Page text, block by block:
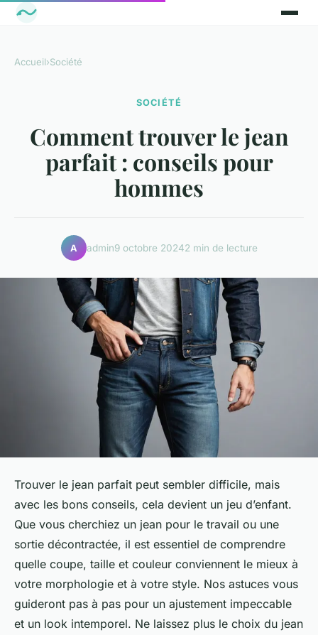
Accueil›Société
SOCIÉTÉ
Comment trouver le jean
parfait : conseils pour
hommes
A admin9 octobre 20242 min de lecture
Trouver le jean parfait peut sembler difficile, mais
avec les bons conseils, cela devient un jeu d’enfant.
Que vous cherchiez un jean pour le travail ou une
sortie décontractée, il est essentiel de comprendre
quelle coupe, taille et couleur conviennent le mieux à
votre morphologie et à votre style. Nos astuces vous
guideront pas à pas pour un ajustement impeccable
et un look intemporel. Ne laissez plus le choix du jean